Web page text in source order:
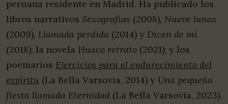
peruana residente en Madrid. Ha publicado los
libros narrativos Sexografías (2008), Nueve lunas
(2009), Llamada perdida (2014) y Dicen de mí
(2018); la novela Huaco retrato (2021); y los
poemarios Ejercicios para el endurecimiento del
espíritu (La Bella Varsovia, 2014) y Una pequeña
fiesta llamada Eternidad (La Bella Varsovia, 2023).